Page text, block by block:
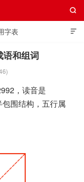

字表
极简英语词典

语和组词
，读音是
包围结构，五行属